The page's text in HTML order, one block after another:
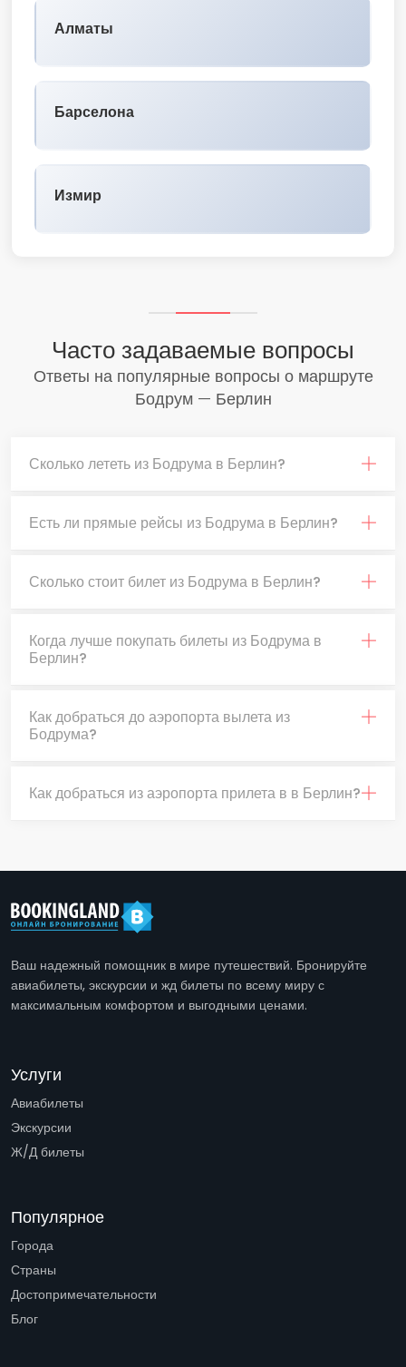
Алматы
Барселона
Измир
Часто задаваемые вопросы
Ответы на популярные вопросы о маршруте
Бодрум — Берлин
Сколько лететь из Бодрума в Берлин?
Есть ли прямые рейсы из Бодрума в Берлин?
Сколько стоит билет из Бодрума в Берлин?
Когда лучше покупать билеты из Бодрума в
Берлин?
Как добраться до аэропорта вылета из
Бодрума?
Как добраться из аэропорта прилета в в Берлин?
Ваш надежный помощник в мире путешествий. Бронируйте
авиабилеты, экскурсии и жд билеты по всему миру с
максимальным комфортом и выгодными ценами.
Услуги
Авиабилеты
Экскурсии
Ж/Д билеты
Популярное
Города
Страны
Достопримечательности
Блог